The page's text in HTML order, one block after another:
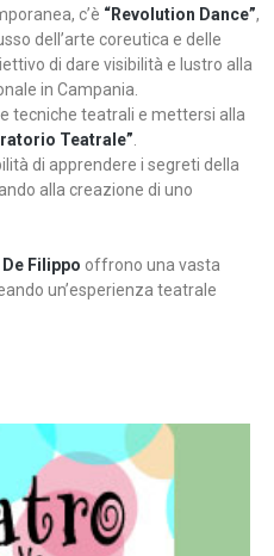
c’è “Revolution Dance”,
dell’arte coreutica e delle
di dare visibilità e lustro alla
in Campania.
tecniche teatrali e mettersi alla
Teatrale”
di apprendere i segreti della
alla creazione di uno
Filippo offrono una vasta
un’esperienza teatrale